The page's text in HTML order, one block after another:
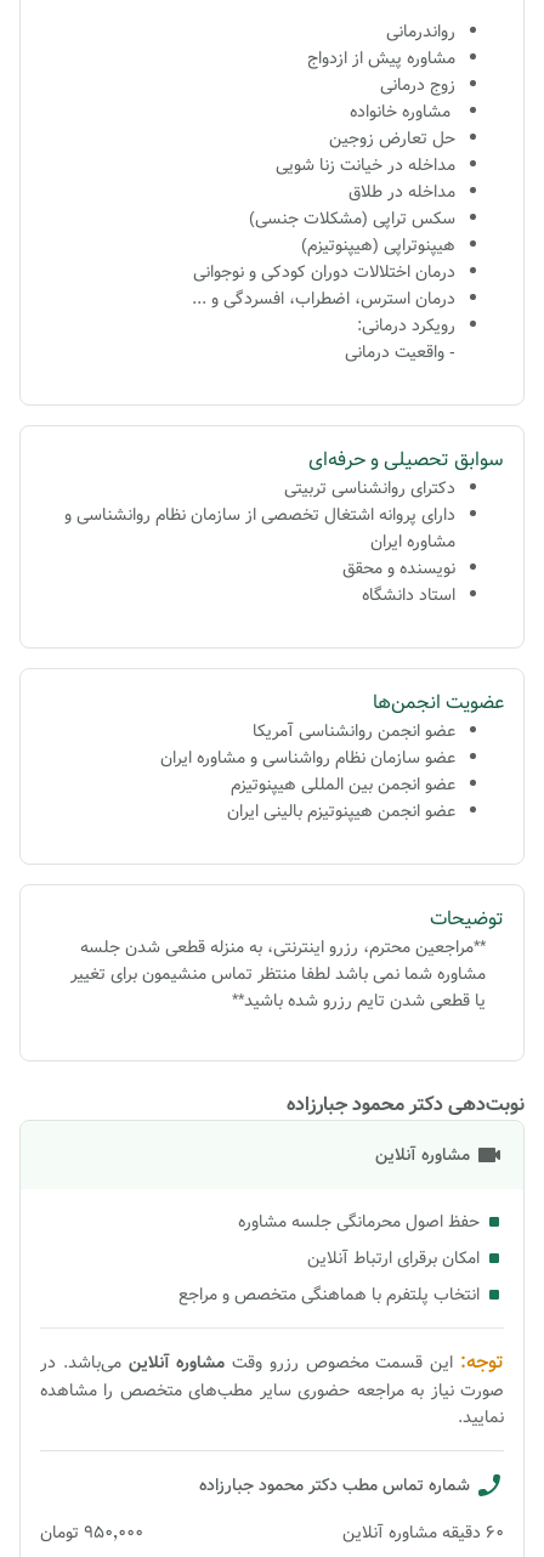
رواندرمانی
مشاوره پیش از ازدواج
زوج درمانی
مشاوره خانواده
حل تعارض زوجین
مداخله در خیانت زنا شویی
مداخله در طلاق
سکس تراپی (مشکلات جنسی)
هیپنوتراپی (هیپنوتیزم)
درمان اختلالات دوران کودکی و نوجوانی
درمان استرس، اضطراب، افسردگی و ...
رویکرد درمانی:
- واقعیت درمانی
سوابق تحصیلی و حرفه‌ای
دکترای روانشناسی تربیتی
دارای پروانه اشتغال تخصصی از سازمان نظام روانشناسی و
مشاوره ایران
نویسنده و محقق
استاد دانشگاه
عضویت انجمن‌ها
عضو انجمن روانشناسی آمریکا
عضو سازمان نظام رواشناسی و مشاوره ایران
عضو انجمن بین المللی هیپنوتیزم
عضو انجمن هیپنوتیزم بالینی ایران
توضیحات
**مراجعین محترم، رزرو اینترنتی، به منزله قطعی شدن جلسه
مشاوره شما نمی باشد لطفا منتظر تماس منشیمون برای تغییر
یا قطعی شدن تایم رزرو شده باشید**
نوبت‌دهی دکتر محمود جبارزاده
مشاوره آنلاین
حفظ اصول محرمانگی جلسه مشاوره
امکان برقرای ارتباط آنلاین
انتخاب پلتفرم با هماهنگی متخصص و مراجع
توجه: این قسمت مخصوص رزرو وقت مشاورهآنلاین می‌باشد. در
صورت نیاز به مراجعه حضوری سایر مطب‌های متخصص را مشاهده
نمایید.
شماره تماس مطبدکتر محمود جبارزاده
60 دقیقهمشاوره آنلاین ۹۵۰٬۰۰۰ تومان